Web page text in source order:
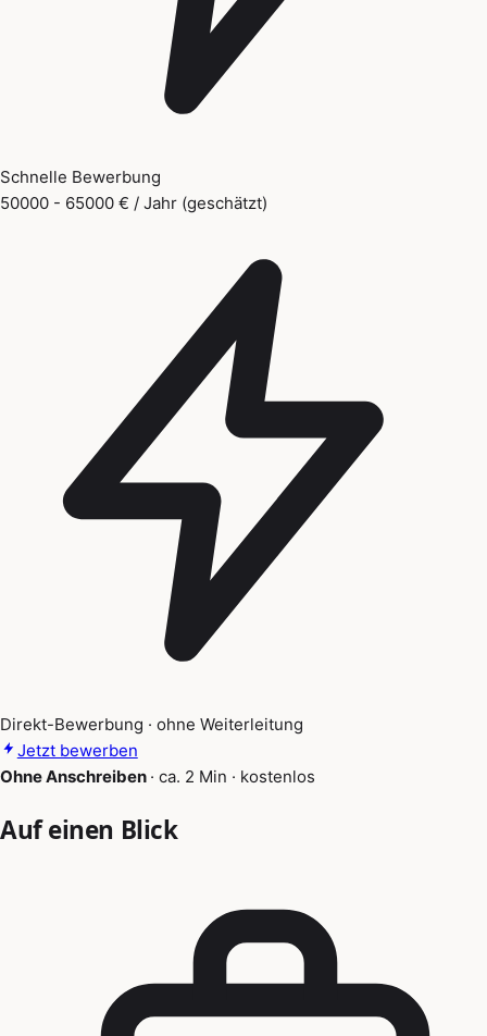
Schnelle Bewerbung
50000 - 65000 € / Jahr (geschätzt)
Direkt-Bewerbung · ohne Weiterleitung
Jetzt bewerben
Ohne Anschreiben · ca. 2 Min · kostenlos
Auf einen Blick